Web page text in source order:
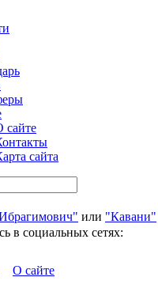
сайте
сайта
или "Кавани"
в социальных сетях:
О сайте